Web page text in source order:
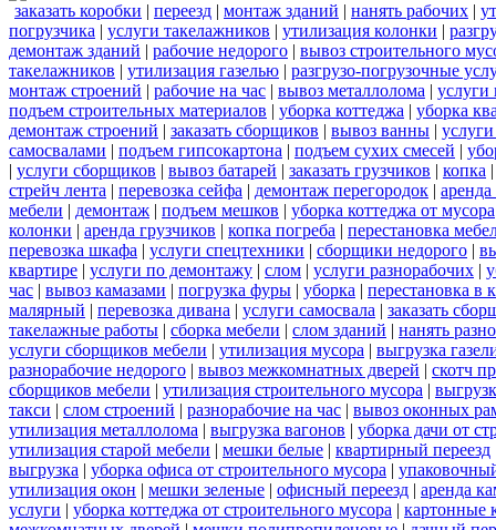
заказать коробки | переезд | монтаж зданий | нанять рабочих |
погрузчика | услуги такелажников | утилизация колонки |
демонтаж зданий | рабочие недорого | вывоз строительного
такелажников | утилизация газелью | разгрузо-погрузочные
монтаж строений | рабочие на час | вывоз металлолома | услуги
подъем строительных материалов | уборка коттеджа | уборка
демонтаж строений | заказать сборщиков | вывоз ванны |
самосвалами | подъем гипсокартона | подъем сухих смесей |
| услуги сборщиков | вывоз батарей | заказать грузчиков | копка
стрейч лента | перевозка сейфа | демонтаж перегородок |
мебели | демонтаж | подъем мешков | уборка коттеджа от мусора
колонки | аренда грузчиков | копка погреба | перестановка
перевозка шкафа | услуги спецтехники | сборщики недорого |
квартире | услуги по демонтажу | слом | услуги разнорабочих |
час | вывоз камазами | погрузка фуры | уборка | перестановка в
малярный | перевозка дивана | услуги самосвала | заказать
такелажные работы | сборка мебели | слом зданий | нанять
услуги сборщиков мебели | утилизация мусора | выгрузка
разнорабочие недорого | вывоз межкомнатных дверей | скотч
сборщиков мебели | утилизация строительного мусора |
такси | слом строений | разнорабочие на час | вывоз оконных
утилизация металлолома | выгрузка вагонов | уборка дачи от
утилизация старой мебели | мешки белые | квартирный переезд
выгрузка | уборка офиса от строительного мусора |
утилизация окон | мешки зеленые | офисный переезд | аренда
услуги | уборка коттеджа от строительного мусора | картонные